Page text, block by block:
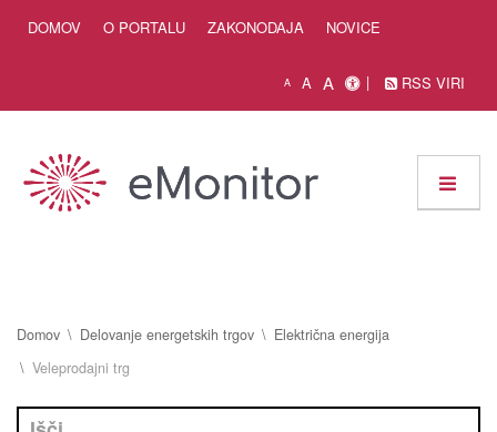
DOMOV O PORTALU ZAKONODAJA NOVICE
A A A RSS VIRI
Domov Delovanje energetskih trgov
Električna energija
Veleprodajni trg